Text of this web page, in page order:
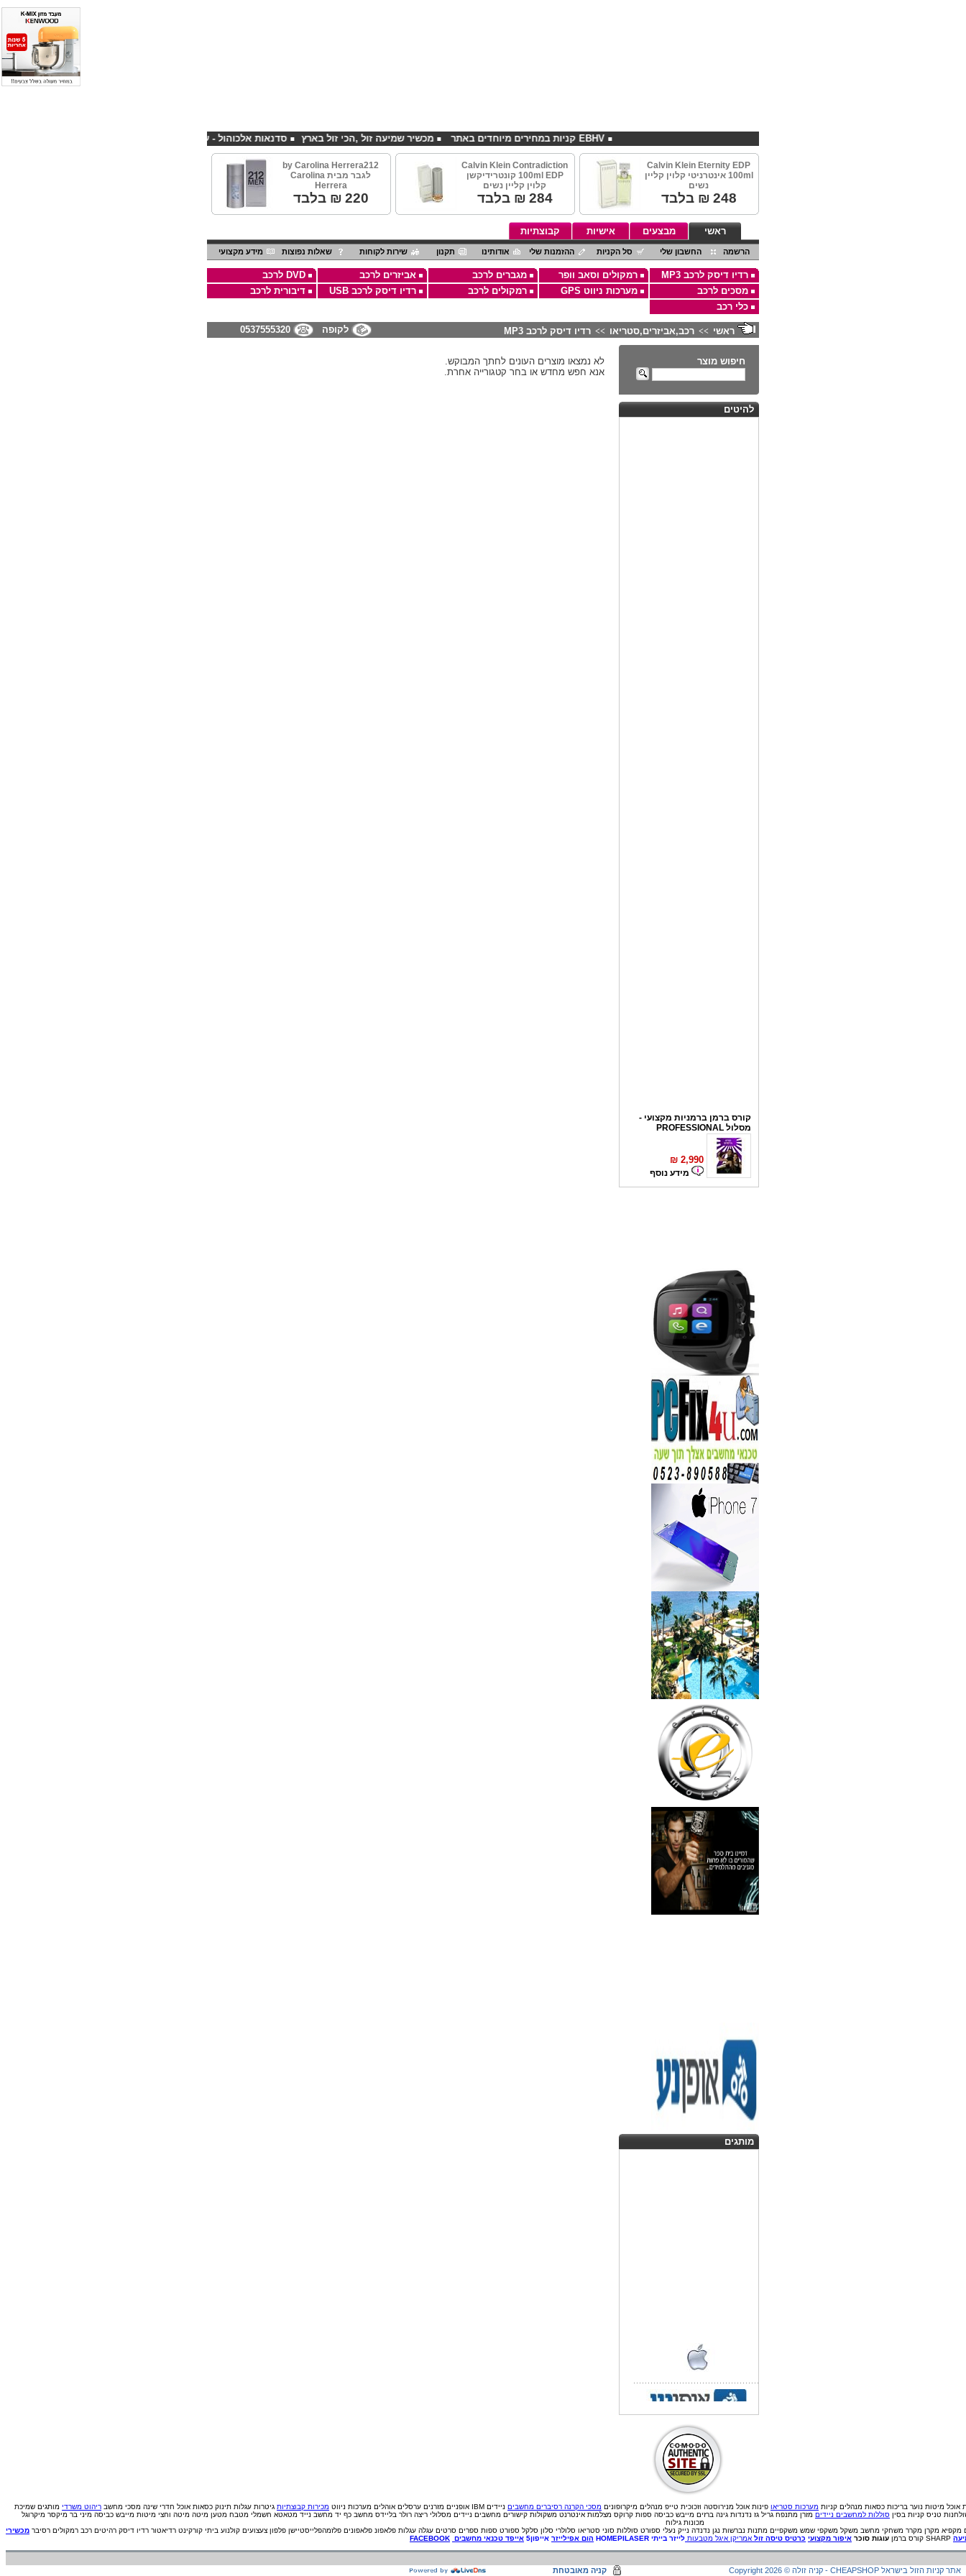
סדנאות אלכוהול - ערב גיבוש לחברות מכשיר שמיעה זול ,הכי זול בארץ EBHV קניות במחירים מיוחדים באתר
Calvin Klein Eternity EDP
100ml אינטרניטי קלוין קליין
נשים
248 ₪ בלבד
Calvin Klein Contradiction
100ml EDP קונטרידיקשן
קלוין קליין נשים
284 ₪ בלבד
by Carolina Herrera212
לגבר מבית Carolina
Herrera
220 ₪ בלבד
ראשי מבצעים אישיות קבוצתיות
הרשמה החשבון שלי סל הקניות ההזמנות שלי אודותינו תקנון שירות לקוחות שאלות נפוצות מידע מקצועי
רדיו דיסק לרכב MP3 רמקולים וסאב וופר מגברים לרכב אביזרים לרכב
DVD לרכב
מסכים לרכב
מערכות ניווט GPS רמקולים לרכב רדיו דיסק לרכב USB
דיבורית לרכב
כלי רכב
ראשי >> רכב,אביזרים,סטריאו >> רדיו דיסק לרכב MP3 לקופה 0537555320
חיפוש מוצר
להיטים
מסלול PROFESSIONAL
2,990
מידע נוסף
לחברות
150
₪
מידע נוסף
נגן DVD קורא DIVX עם USB
מבית PIONEER
החל מ- 349 ₪
מידע נוסף
מברשות איפור מיקצועי למאפרים
349
₪
מידע נוסף
מעגל ריסים חשמלי
40
₪
מידע נוסף
מצלמות אינפרא
499
₪
מידע נוסף
18 מברשות למאפרים + נרתיק
ג'מס אדום מעור
720
₪
מידע נוסף
פינצטה לד מאירה
30
₪
מידע נוסף
Pour Homme125ML by I
285
₪
מידע נוסף
מותגים
לא נמצאו מוצרים העונים לחתך המבוקש.
אנא חפש מחדש או בחר קטגורייה אחרת.
אוכל מיטות נוער בריכות כסאות מנהלים קניות מערכות סטריאו פינות אוכל מנירוסטה וזכוכית טייפ מנהלים מיקרופונים מסכי הקרנה רסיברים מחשבים ניידים IBM אופניים מזרנים ערסלים אוהלים מערכות ניווט מכירות קבוצתיות גיטרות עגלות תינוק כסאות אוכל חדרי שינה מסכי מחשב ריהוט משרדי מותגים שמיכת
טניס קניות בסין סוללות למחשבים ניידים מזרן מתנפח גריל גז נדנדות גינה ברזים מייבש כביסה ספות קרוקס מצלמות אינטרנט משקולות קישורים מחשבים ניידים מסלולי ריצה רולר בליידס מחשב כף יד מחשב נייד מטאטא חשמלי מטבח מטען מיטה מיטה וחצי מיטות מייבש כביסה מיני בר מיקסר מיקרוגל
מכונות גילוח
מקפיא מקרן מקרר משחקי מחשב משקל משקפי שמש משקפיים מתנות נברשות נגן נדנדה נייק נעלי ספורט סוללות סוני סטריאו סלולרי סלון סלקל ספורט ספות ספרים סרטים עגלה עגלות פלאפונ פלאפונים פלזמהפלייסטיישן פלפון צעצועים קולנוע ביתי קורקינט רדיאטור רדיו דיסק רהיטים רכב רמקולים רסיבר מכשירי
עוגות סוכר איפור מקצועי כרטיס טיסה זול אמריקן איגל מטבעות לייזר בייתי HOMEPILASER הום אפילייזר אייפון5 אייפד טכנאי מחשבים FACEBOOK
Copyright 2026 © קניה זולה - CHEAPSHOP אתר קניות הזול בישראל קניה מאובטחת